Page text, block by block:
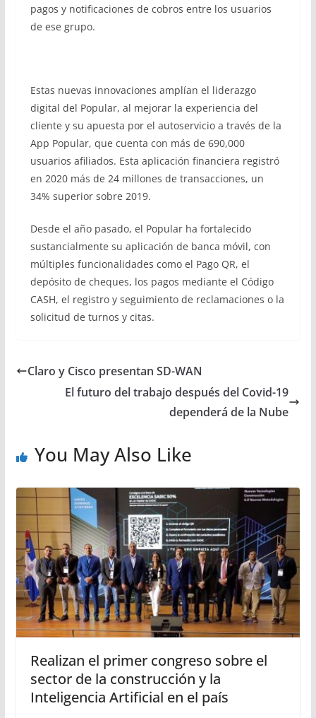
pagos y notificaciones de cobros entre los usuarios
de ese grupo.
Estas nuevas innovaciones amplían el liderazgo
digital del Popular, al mejorar la experiencia del
cliente y su apuesta por el autoservicio a través de la
App Popular, que cuenta con más de 690,000
usuarios afiliados. Esta aplicación financiera registró
en 2020 más de 24 millones de transacciones, un
34% superior sobre 2019.
Desde el año pasado, el Popular ha fortalecido
sustancialmente su aplicación de banca móvil, con
múltiples funcionalidades como el Pago QR, el
depósito de cheques, los pagos mediante el Código
CASH, el registro y seguimiento de reclamaciones o la
solicitud de turnos y citas.
Claro y Cisco presentan SD-WAN
El futuro del trabajo después del Covid-19
dependerá de la Nube
You May Also Like
Realizan el primer congreso sobre el
sector de la construcción y la
Inteligencia Artificial en el país